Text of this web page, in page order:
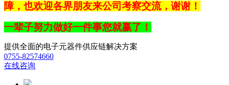
障，也欢迎各界朋友来公司考察交流，谢谢 ！
一辈子努力做好一件事您就赢了！
提供全面的电子元器件供应链解决方案
0755-82574660
在线咨询